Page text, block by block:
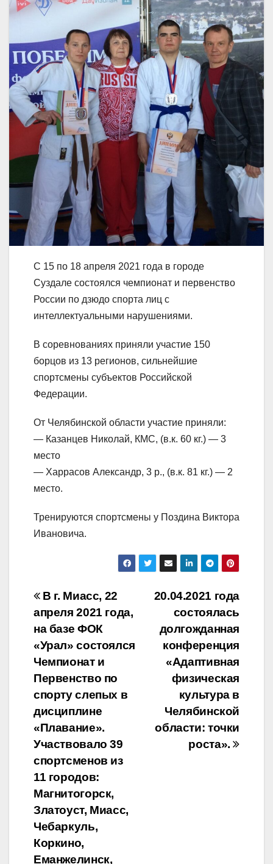
С 15 по 18 апреля 2021 года в городе
Суздале состоялся чемпионат и первенство
России по дзюдо спорта лиц с
интеллектуальными нарушениями.
В соревнованиях приняли участие 150
борцов из 13 регионов, сильнейшие
спортсмены субъектов Российской
Федерации.
От Челябинской области участие приняли:
— Казанцев Николай, КМС, (в.к. 60 кг.) — 3
место
— Харрасов Александр, 3 р., (в.к. 81 кг.) — 2
место.
Тренируются спортсмены у Поздина Виктора
Ивановича.
Навигация
по
записям
20.04.2021 года
состоялась
долгожданная
конференция
«Адаптивная
физическая
культура в
Челябинской
области: точки
роста».
В г. Миасс, 22
апреля 2021 года,
на базе ФОК
«Урал» состоялся
Чемпионат и
Первенство по
спорту слепых в
дисциплине
«Плавание».
Участвовало 39
спортсменов из
11 городов:
Магнитогорск,
Златоуст, Миасс,
Чебаркуль,
Коркино,
Еманжелинск,